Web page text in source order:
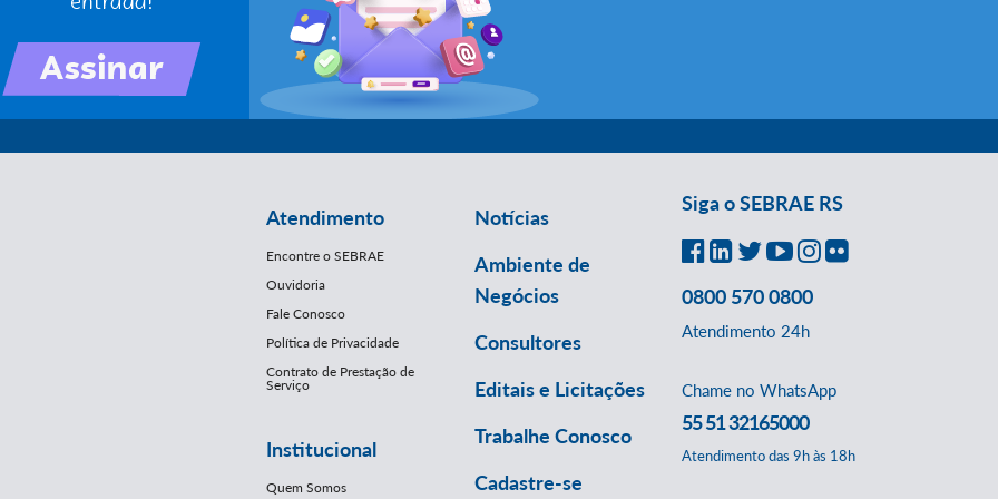
Atendimento
Encontre o SEBRAE
Ouvidoria
Fale Conosco
Política de Privacidade
Contrato de Prestação de
Serviço
Institucional
Quem Somos
Notícias
Ambiente de
Negócios
Consultores
Editais e Licitações
Trabalhe Conosco
Cadastre-se
Siga o SEBRAE RS
0800 570 0800
Atendimento 24h
Chame no WhatsApp
55 51 32165000
Atendimento das 9h às 18h